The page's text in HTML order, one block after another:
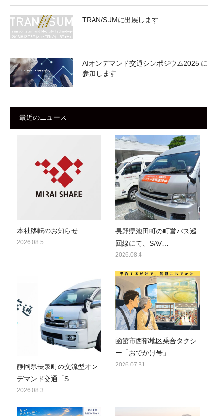
TRAN/SUMに出展します
AIオンデマンド交通シンポジウム2025 に
参加します
最近のニュース
本社移転のお知らせ
2026.08.5
長野県池田町の町営バス巡
回線にて、SAV…
2026.08.4
静岡県長泉町の交流型オン
デマンド交通「S…
2026.08.3
函館市西部地区乗合タクシ
ー「おでかけ号」…
2026.07.31